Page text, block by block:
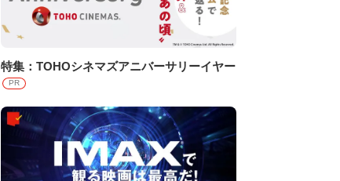
特集：TOHOシネマズアニバーサリーイヤー
PR